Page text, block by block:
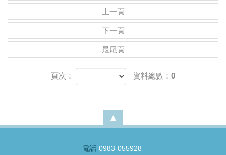
上一頁
下一頁
最尾頁
頁次： 資料總數：0
電話 0983-055928